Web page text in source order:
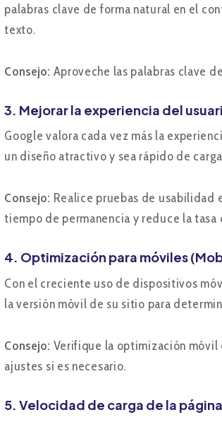
palabras clave de forma natural en el
texto.
Consejo: Aproveche las palabras clave
3. Mejorar la experiencia del
Google valora cada vez más la
un diseño atractivo y sea rápido de
Consejo: Realice pruebas de usabilidad
tiempo de permanencia y reduce la
4. Optimización para móviles
Con el creciente uso de dispositivos
la versión móvil de su sitio para
Consejo: Verifique la optimización
ajustes si es necesario.
5. Velocidad de carga de la página